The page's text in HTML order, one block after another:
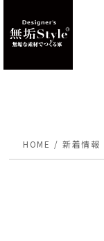
HOME 新着情報